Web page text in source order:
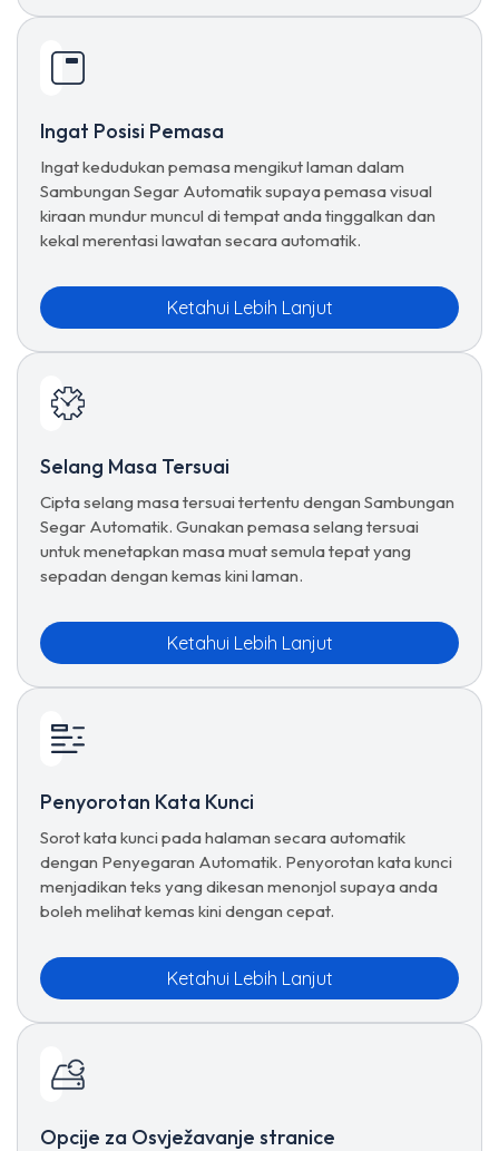
Ingat Posisi Pemasa
Ingat kedudukan pemasa mengikut laman dalam
Sambungan Segar Automatik supaya pemasa visual
kiraan mundur muncul di tempat anda tinggalkan dan
kekal merentasi lawatan secara automatik.
Ketahui Lebih Lanjut
Selang Masa Tersuai
Cipta selang masa tersuai tertentu dengan Sambungan
Segar Automatik. Gunakan pemasa selang tersuai
untuk menetapkan masa muat semula tepat yang
sepadan dengan kemas kini laman.
Ketahui Lebih Lanjut
Penyorotan Kata Kunci
Sorot kata kunci pada halaman secara automatik
dengan Penyegaran Automatik. Penyorotan kata kunci
menjadikan teks yang dikesan menonjol supaya anda
boleh melihat kemas kini dengan cepat.
Ketahui Lebih Lanjut
Opcije za Osvježavanje stranice